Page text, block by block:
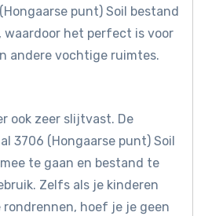
punt) Soil bestand
het perfect is voor
andere vochtige ruimtes.
ook zeer slijtvast. De
3706 (Hongaarse punt) Soil
te gaan en bestand te
Zelfs als je kinderen
hoef je je geen